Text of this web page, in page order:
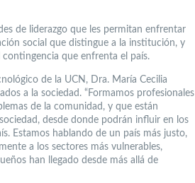
de liderazgo que les permitan enfrentar
social que distingue a la institución, y
que enfrenta el país.
de la UCN, Dra. María Cecilia
a la sociedad. “Formamos profesionales
de la comunidad, y que están
desde donde podrán influir en los
Estamos hablando de un país más justo,
a los sectores más vulnerables,
han llegado desde más allá de